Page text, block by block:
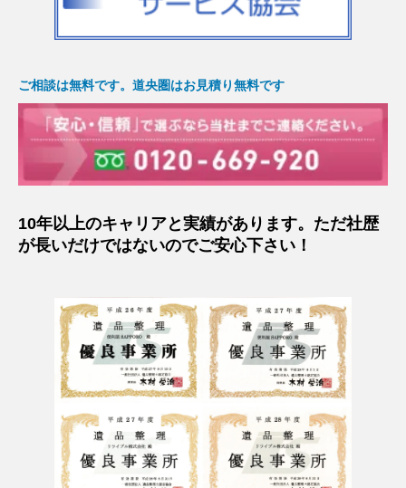
ご相談は無料です。道央圏はお見積り無料です
10年以上のキャリアと実績があります。ただ社歴
が長いだけではないのでご安心下さい！